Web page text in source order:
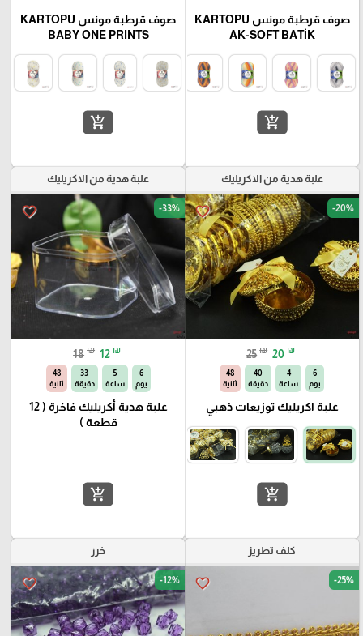
صوف قرطبة مونس KARTOPU
AK-SOFT BATİK
add_shopping_cart
صوف قرطبة مونس KARTOPU
BABY ONE PRINTS
add_shopping_cart
علبة هدية من الاكريليك
favorite_border -20%
25 ₪ 20 ₪
6
يوم
4
ساعة
40
دقيقة
47
ثانية
علبة اكريليك توزيعات ذهبي
add_shopping_cart
علبة هدية من الاكريليك
favorite_border -33%
18 ₪ 12 ₪
6
يوم
5
ساعة
33
دقيقة
47
ثانية
علبة هدية أكريليك فاخرة ( 12
قطعة )
add_shopping_cart
كلف تطريز
favorite_border -25%
خرز
favorite_border -12%